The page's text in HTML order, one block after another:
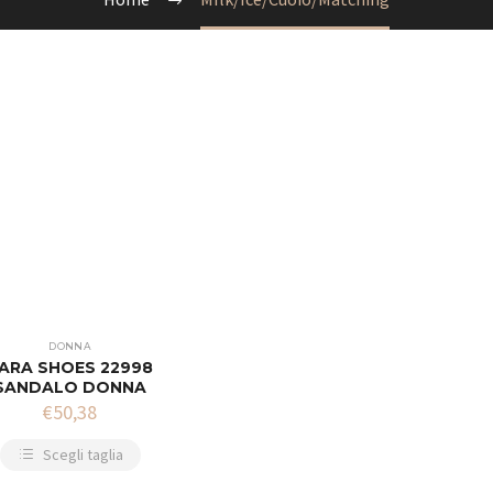
DONNA
SHOES 22998
DONNA
€50,38
Scegli taglia